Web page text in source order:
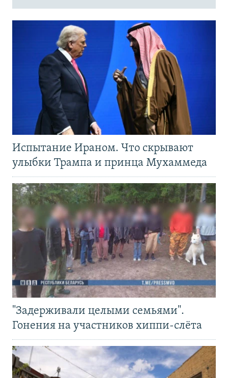
Испытание Ираном. Что скрывают
улыбки Трампа и принца Мухаммеда
"Задерживали целыми семьями".
Гонения на участников хиппи-слёта